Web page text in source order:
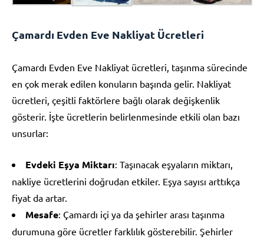
Çamardı Evden Eve Nakliyat Ücretleri
Çamardı Evden Eve Nakliyat ücretleri, taşınma sürecinde
en çok merak edilen konuların başında gelir. Nakliyat
ücretleri, çeşitli faktörlere bağlı olarak değişkenlik
gösterir. İşte ücretlerin belirlenmesinde etkili olan bazı
unsurlar:
Evdeki Eşya Miktarı: Taşınacak eşyaların miktarı,
nakliye ücretlerini doğrudan etkiler. Eşya sayısı arttıkça
fiyat da artar.
Mesafe: Çamardı içi ya da şehirler arası taşınma
durumuna göre ücretler farklılık gösterebilir. Şehirler